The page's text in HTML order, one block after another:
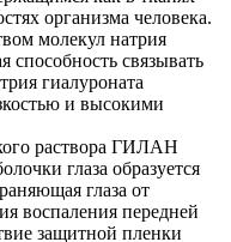
организма человека.
молекул натрия
способность связывать
гиалуроната
и высокими
раствора ГИЛАН
глаза образуется
глаза от
воспаления передней
защитной пленки